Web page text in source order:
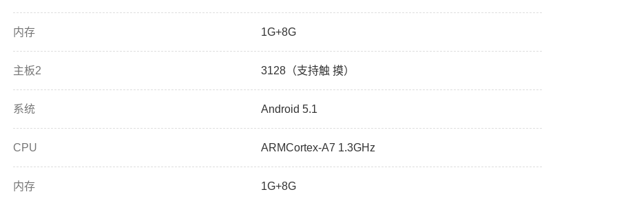
内存 1G+8G
主板2 3128（支持触 摸）
系统 Android 5.1
CPU ARMCortex-A7 1.3GHz
内存 1G+8G